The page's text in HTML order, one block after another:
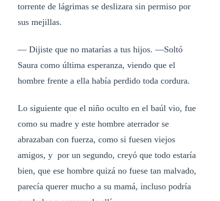
torrente de lágrimas se deslizara sin permiso por
sus mejillas.
— Dijiste que no matarías a tus hijos. —Soltó
Saura como última esperanza, viendo que el
hombre frente a ella había perdido toda cordura.
Lo siguiente que el niño oculto en el baúl vio, fue
como su madre y este hombre aterrador se
abrazaban con fuerza, como si fuesen viejos
amigos, y por un segundo, creyó que todo estaría
bien, que ese hombre quizá no fuese tan malvado,
parecía querer mucho a su mamá, incluso podría